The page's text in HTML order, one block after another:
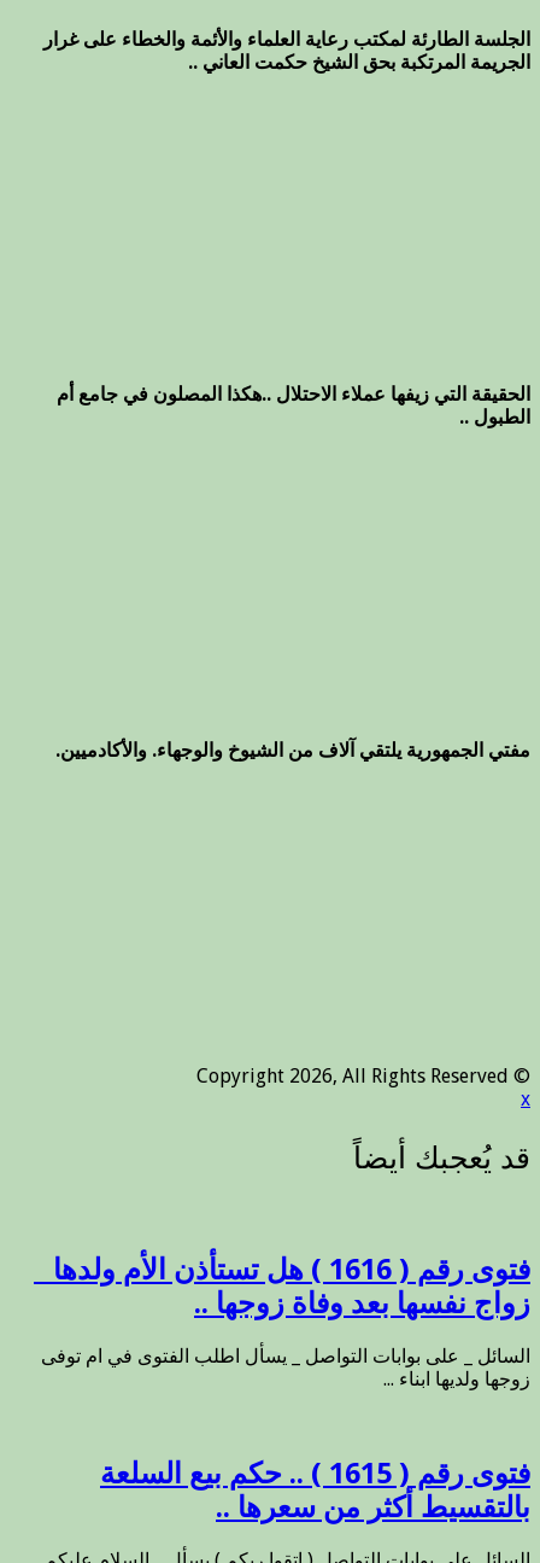
الجلسة الطارئة لمكتب رعاية العلماء والأئمة والخطاء على غرار
الجريمة المرتكبة بحق الشيخ حكمت العاني ..
الحقيقة التي زيفها عملاء الاحتلال ..هكذا المصلون في جامع أم
الطبول ..
مفتي الجمهورية يلتقي آلاف من الشيوخ والوجهاء. والأكادميين.
© Copyright 2026, All Rights Reserved
x
فتوى رقم ( 1616 ) هل تستأذن الأم ولدها _
زواج نفسها بعد وفاة زوجها ..
السائل _ على بوابات التواصل _ يسأل اطلب الفتوى في ام توفى
زوجها ولديها ابناء ...
فتوى رقم ( 1615 ) .. حكم بيع السلعة
بالتقسيط أكثر من سعرها ..